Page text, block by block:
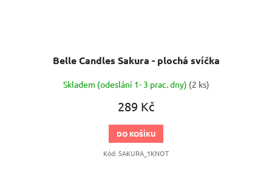
Belle Candles Sakura - plochá svíčka
Skladem (odeslání 1- 3 prac. dny) (2 ks)
289 Kč
DO KOŠÍKU
Kód: SAKURA_1KNOT